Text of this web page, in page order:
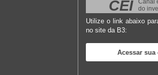
CEI
Canal
do
Utilize o link abaixo
no site da B3:
Acessar sua